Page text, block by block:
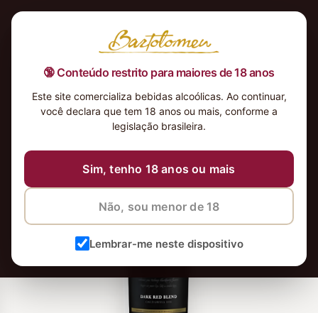
🔞 Conteúdo restrito para maiores de 18 anos
Este site comercializa bebidas alcoólicas. Ao continuar,
você declara que tem 18 anos ou mais, conforme a
legislação brasileira.
Sim, tenho 18 anos ou mais
Não, sou menor de 18
Lembrar-me neste dispositivo